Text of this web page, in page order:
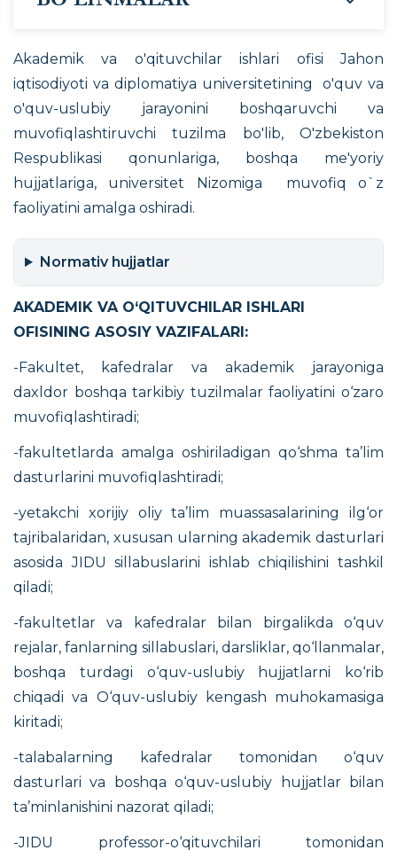
Akademik va o'qituvchilar ishlari ofisi Jahon
iqtisodiyoti va diplomatiya universitetining o'quv va
o'quv-uslubiy jarayonini boshqaruvchi va
muvofiqlashtiruvchi tuzilma bo'lib, O'zbekiston
Respublikasi qonunlariga, boshqa me'yoriy
hujjatlariga, universitet Nizomiga muvofiq o`z
faoliyatini amalga oshiradi.
Normativ hujjatlar
AKADEMIK VA O‘QITUVCHILAR ISHLARI
OFISINING ASOSIY VAZIFALARI:
-Fakultet, kafedralar va akademik jarayoniga
daxldor boshqa tarkibiy tuzilmalar faoliyatini o‘zaro
muvofiqlashtiradi;
-fakultetlarda amalga oshiriladigan qo‘shma ta’lim
dasturlarini muvofiqlashtiradi;
-yetakchi xorijiy oliy ta’lim muassasalarining ilg‘or
tajribalaridan, xususan ularning akademik dasturlari
asosida JIDU sillabuslarini ishlab chiqilishini tashkil
qiladi;
-fakultetlar va kafedralar bilan birgalikda o‘quv
rejalar, fanlarning sillabuslari, darsliklar, qo‘llanmalar,
boshqa turdagi o‘quv-uslubiy hujjatlarni ko‘rib
chiqadi va O‘quv-uslubiy kengash muhokamasiga
kiritadi;
-talabalarning kafedralar tomonidan o‘quv
dasturlari va boshqa o‘quv-uslubiy hujjatlar bilan
ta’minlanishini nazorat qiladi;
-JIDU professor-o‘qituvchilari tomonidan